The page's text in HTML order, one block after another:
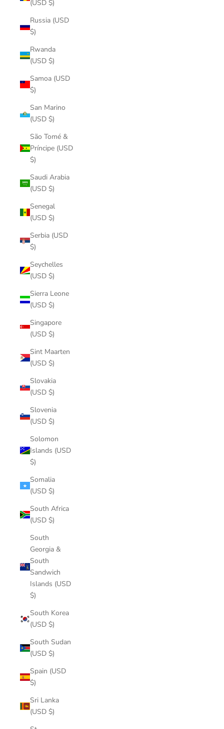
(USD $)
Russia (USD
$)
Rwanda
(USD $)
Samoa (USD
$)
San Marino
(USD $)
São Tomé &
Príncipe (USD
$)
Saudi Arabia
(USD $)
Senegal
(USD $)
Serbia (USD
$)
Seychelles
(USD $)
Sierra Leone
(USD $)
Singapore
(USD $)
Sint Maarten
(USD $)
Slovakia
(USD $)
Slovenia
(USD $)
Solomon
Islands (USD
$)
Somalia
(USD $)
South Africa
(USD $)
South
Georgia &
South
Sandwich
Islands (USD
$)
South Korea
(USD $)
South Sudan
(USD $)
Spain (USD
$)
Sri Lanka
(USD $)